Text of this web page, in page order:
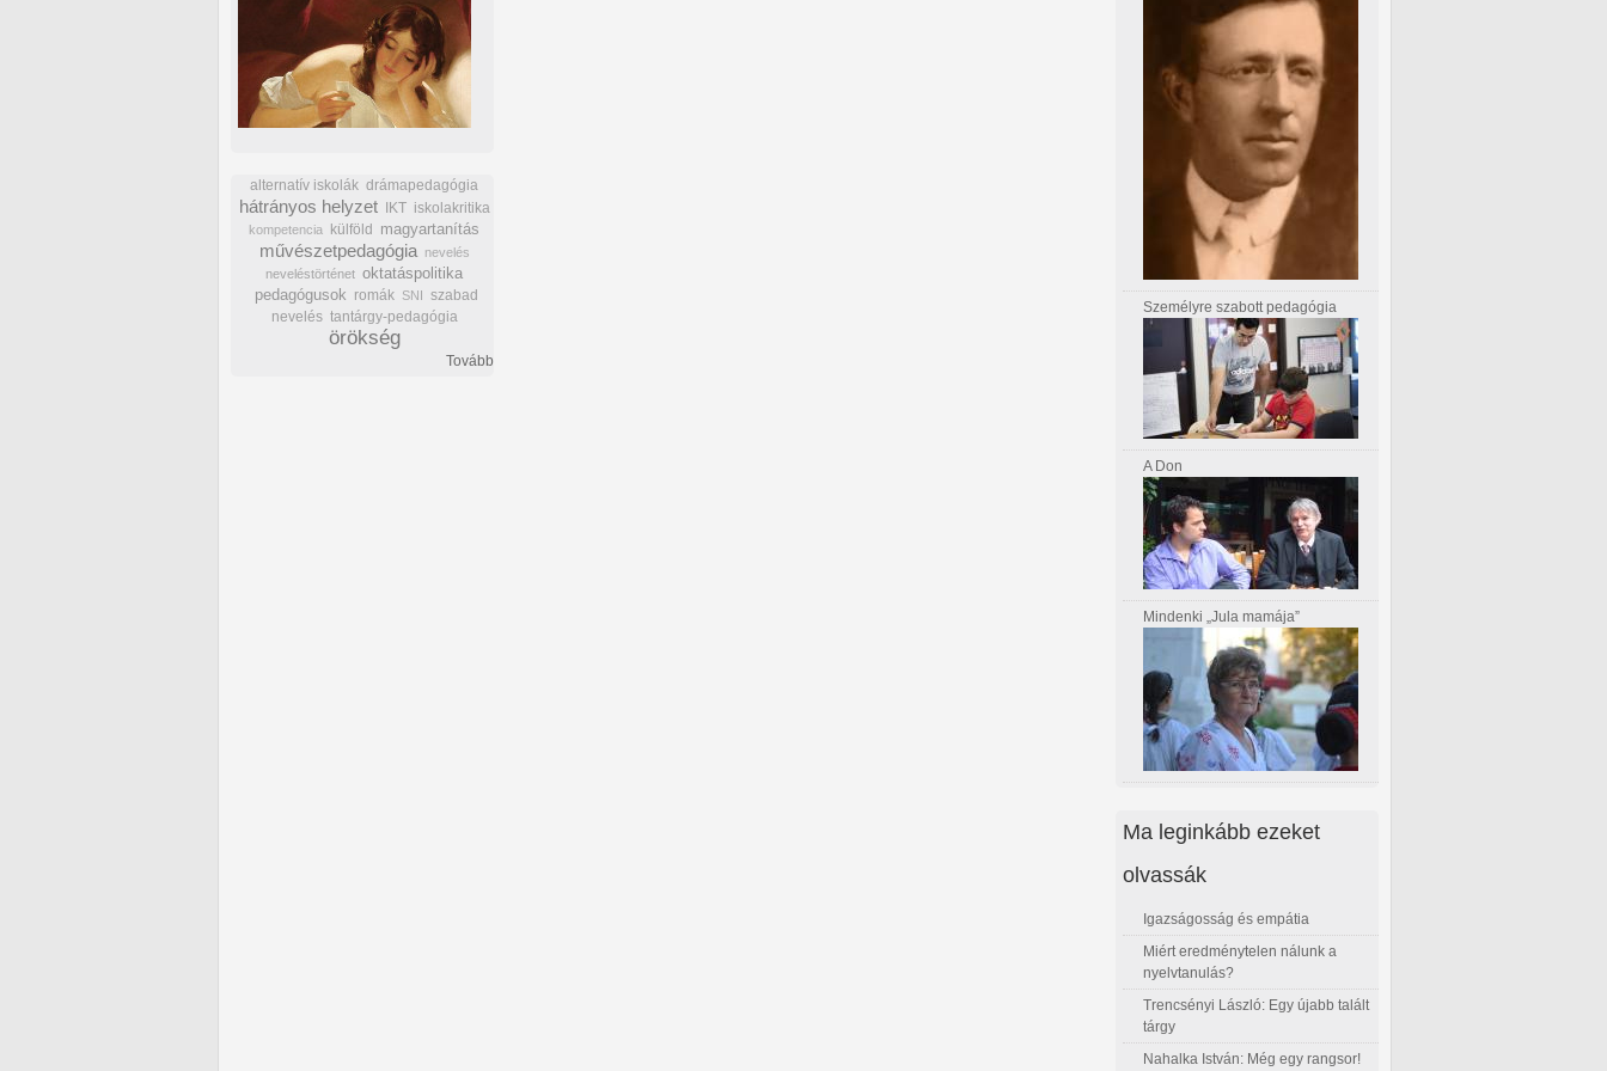
alternatív iskolák drámapedagógia
hátrányos helyzet IKT iskolakritika
kompetencia külföld magyartanítás
művészetpedagógia
nevelés
neveléstörténet oktatáspolitika
pedagógusok romák SNI szabad
nevelés tantárgy-pedagógia
örökség
Tovább
Személyre szabott pedagógia
A Don
Mindenki „Jula mamája”
Ma leginkább ezeket
olvassák
Igazságosság és empátia
Miért eredménytelen nálunk a
nyelvtanulás?
Trencsényi László: Egy újabb talált
tárgy
Nahalka István: Még egy rangsor!